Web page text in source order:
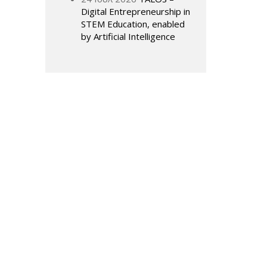
Digital Entrepreneurship in
STEM Education, enabled
by Artificial Intelligence